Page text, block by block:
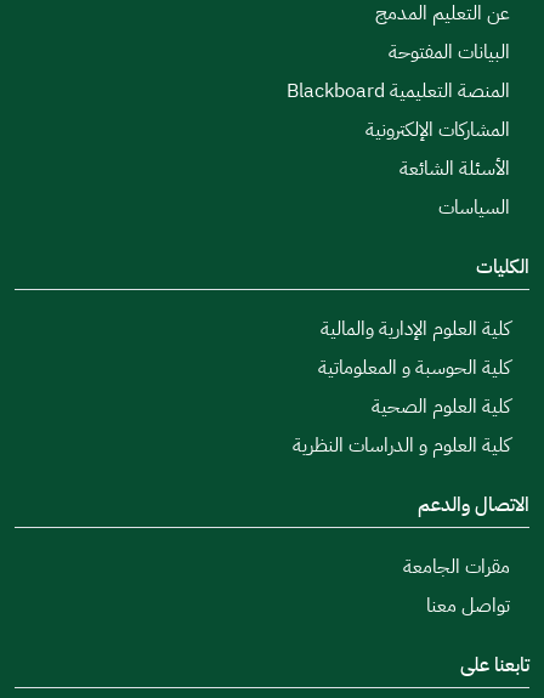
عن التعليم المدمج
البيانات المفتوحة
المنصة التعليمية Blackboard
المشاركات الإلكترونية
الأسئلة الشائعة
السياسات
الكليات
كلية العلوم الإدارية والمالية
كلية الحوسبة و المعلوماتية
كلية العلوم الصحية
كلية العلوم و الدراسات النظرية
الاتصال والدعم
مقرات الجامعة
تواصل معنا
تابعنا على